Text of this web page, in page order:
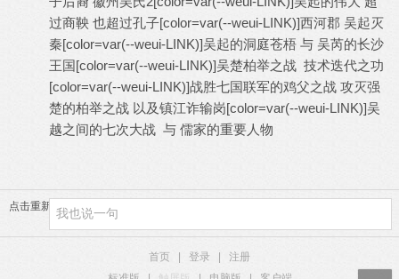
过商鞅 也超过孔子[color=var(--weui-LINK)]西河郡 吴起灭
秦[color=var(--weui-LINK)]吴起的洞庭苍梧 与 吴芮的长沙
王国[color=var(--weui-LINK)]吴楚柏举之战 技术迭代之功
[color=var(--weui-LINK)]战胜七国联军的鸡父之战 攻灭强
楚的柏举之战 以及镇江诈输岗[color=var(--weui-LINK)]吴
越之间的七次大战 与 儒家的重要人物
点击重新加载
首页 登录
注册